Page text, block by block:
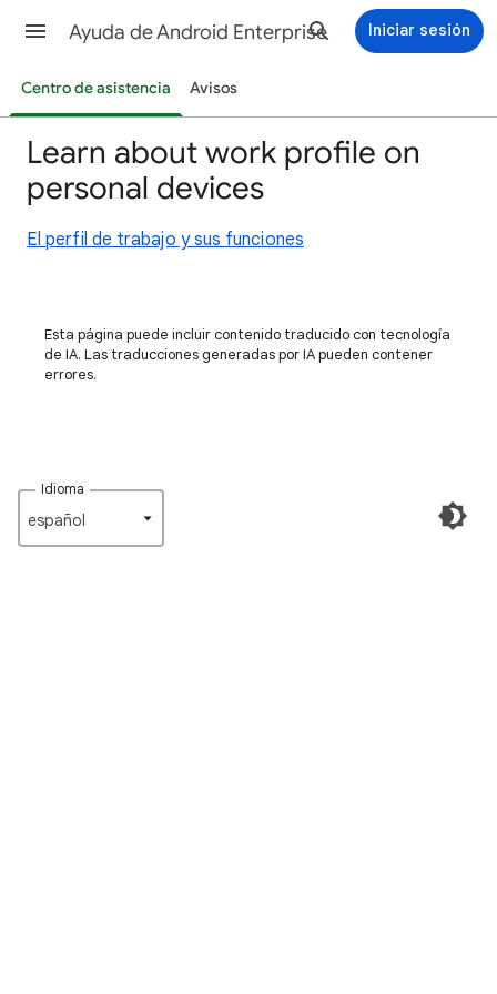
Ayuda de Android Enterprise Iniciar sesión
Centro de asistencia Avisos
Learn about work profile on
personal devices
El perfil de trabajo y sus funciones
Esta página puede incluir contenido traducido con tecnología
de IA. Las traducciones generadas por IA pueden contener
errores.
Idioma
español‎